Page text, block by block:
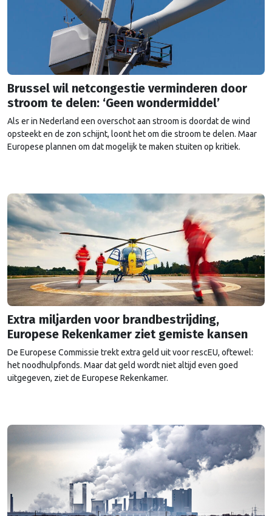
Brussel wil netcongestie verminderen door
stroom te delen: ‘Geen wondermiddel’
Als er in Nederland een overschot aan stroom is doordat de wind
opsteekt en de zon schijnt, loont het om die stroom te delen. Maar
Europese plannen om dat mogelijk te maken stuiten op kritiek.
Extra miljarden voor brandbestrijding,
Europese Rekenkamer ziet gemiste kansen
De Europese Commissie trekt extra geld uit voor rescEU, oftewel:
het noodhulpfonds. Maar dat geld wordt niet altijd even goed
uitgegeven, ziet de Europese Rekenkamer.